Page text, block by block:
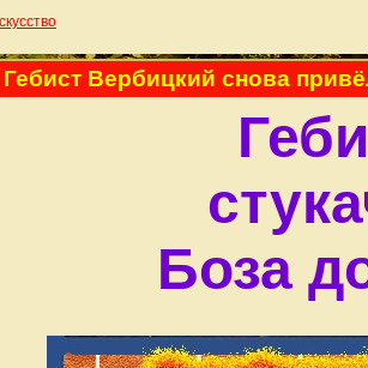
Гебист Вербицкий снова
Боза